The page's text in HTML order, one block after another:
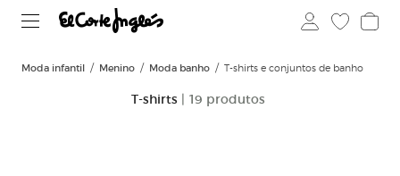
Moda infantil Menino Moda banho T-shirts e conjuntos de banho
T-shirts | 19 produtos